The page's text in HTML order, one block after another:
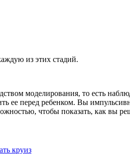
из этих стадий.
моделирования, то есть
ее перед ребенком. Вы
чтобы показать, как вы
круиз